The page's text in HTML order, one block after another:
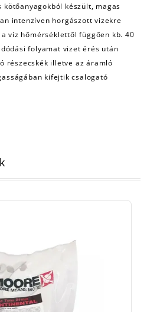
készült, magas
intenzíven horgászott vizekre
víz hőmérséklettől függően kb. 40
folyamat vizet érés után
részecskék illetve az áramló
kifejtik csalogató